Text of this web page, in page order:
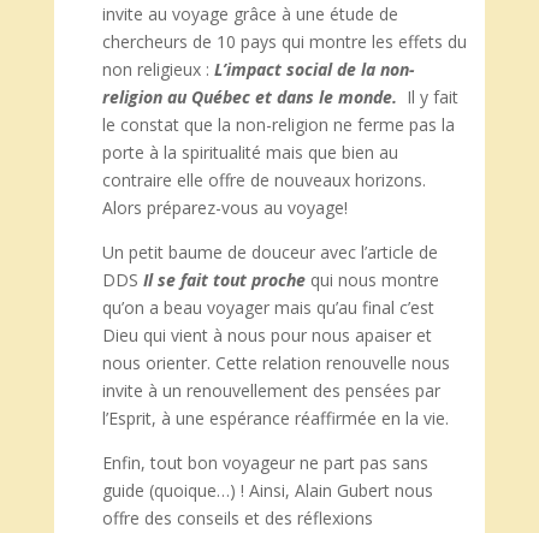
invite au voyage grâce à une étude de
chercheurs de 10 pays qui montre les effets du
non religieux : L’impact social de la non-
religion au Québec et dans le monde. Il y fait
le constat que la non-religion ne ferme pas la
porte à la spiritualité mais que bien au
contraire elle offre de nouveaux horizons.
Alors préparez-vous au voyage!
Un petit baume de douceur avec l’article de
DDS Il se fait tout proche qui nous montre
qu’on a beau voyager mais qu’au final c’est
Dieu qui vient à nous pour nous apaiser et
nous orienter. Cette relation renouvelle nous
invite à un renouvellement des pensées par
l’Esprit, à une espérance réaffirmée en la vie.
Enfin, tout bon voyageur ne part pas sans
guide (quoique…) ! Ainsi, Alain Gubert nous
offre des conseils et des réflexions